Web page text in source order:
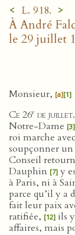
< L. 918. >
À André
le 29 juillet
Monsieur, [a][1]
Ce 26e de juillet
Notre-Dame [3]
roi marche
soupçonner un
Conseil
Dauphin [7] y
à Paris, ni à
parce qu’il y a
fait leur paix
ratifiée, [12] ils
affaires, mais